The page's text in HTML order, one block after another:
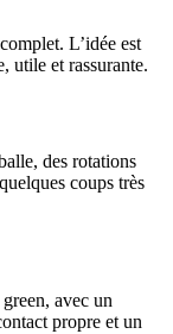
L’idée est
utile et rassurante.
des rotations
coups très
avec un
propre et un